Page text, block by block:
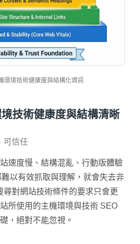
環境技術健康度與結構化資訊
技術健康度與結構清晰
可信任
速度慢、結構混亂、行動版體驗
以有效抓取與理解，就會失去非
尋對網站技術條件的要求只會更
所使用的主機環境與技術 SEO
，絕對不能忽視。